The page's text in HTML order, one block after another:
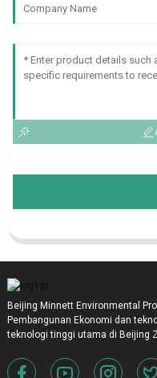
Beijing Minnett Environmental
Pembangunan Ekonomi dan
teknologi tinggi utama di Beijing